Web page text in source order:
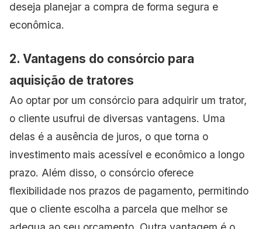
deseja planejar a compra de forma segura e
econômica.
2. Vantagens do consórcio para
aquisição de tratores
Ao optar por um consórcio para adquirir um trator,
o cliente usufrui de diversas vantagens. Uma
delas é a ausência de juros, o que torna o
investimento mais acessível e econômico a longo
prazo. Além disso, o consórcio oferece
flexibilidade nos prazos de pagamento, permitindo
que o cliente escolha a parcela que melhor se